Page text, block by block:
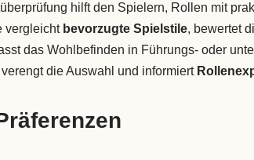
hilft den Spielern, Rollen mit
vergleicht bevorzugte Spielstile, bewertet
das Wohlbefinden in Führungs- oder
die Auswahl und informiert